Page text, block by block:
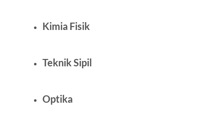
Kimia Fisik
Teknik Sipil
Optika